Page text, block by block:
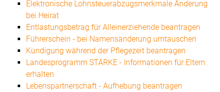
Elektronische Lohnsteuerabzugsmerkmale Änderung
bei Heirat
Entlastungsbetrag für Alleinerziehende beantragen
Führerschein - bei Namensänderung umtauschen
Kündigung während der Pflegezeit beantragen
Landesprogramm STÄRKE - Informationen für Eltern
erhalten
Lebenspartnerschaft - Aufhebung beantragen